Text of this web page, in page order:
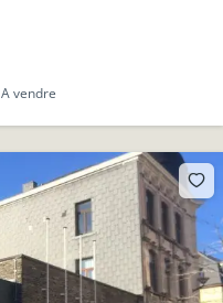
A vendre